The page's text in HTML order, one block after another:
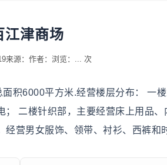
江津商场
来源： 作者： 浏览： ... 次
积6000平方米.经营楼层分布： 一
二楼针织部，主要经营床上用品
营男女服饰、领带、衬衫、西裤和